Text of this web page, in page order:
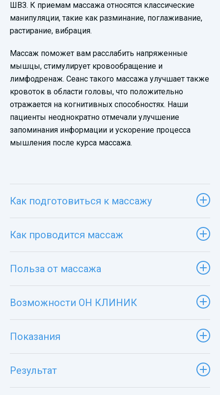
ШВЗ. К приемам массажа относятся классические
манипуляции, такие как разминание, поглаживание,
растирание, вибрация.
Массаж поможет вам расслабить напряженные
мышцы, стимулирует кровообращение и
лимфодренаж. Сеанс такого массажа улучшает также
кровоток в области головы, что положительно
отражается на когнитивных способностях. Наши
пациенты неоднократно отмечали улучшение
запоминания информации и ускорение процесса
мышления после курса массажа.
Как подготовиться к массажу
Как проводится массаж
Польза от массажа
Возможности ОН КЛИНИК
Показания
Результат